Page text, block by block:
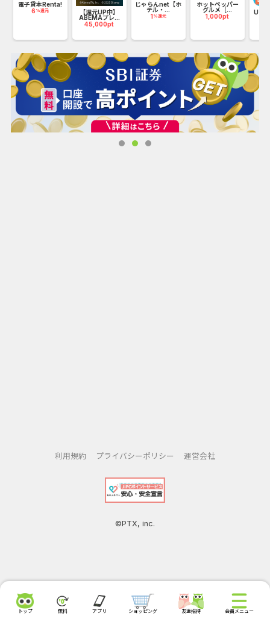
電子貸本Renta!
6 %還元 【還元UP中】
ABEMAプレ...
45,000pt
じゃらんnet【ホ
テル・...
1 %還元
ホットペッパー
グルメ［...
1,000pt
U-
利用規約 プライバシーポリシー 運営会社
©PTX, inc.
トップ 無料 アプリ ショッピング 友達招待 会員メニュー